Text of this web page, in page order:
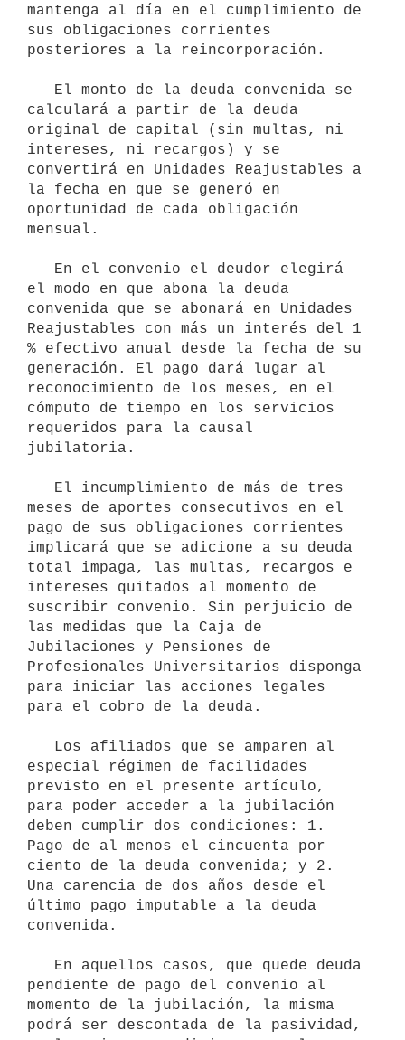
mantenga al día en el cumplimiento de
sus obligaciones corrientes
posteriores a la reincorporación.
calculará a partir de la deuda
original de capital (sin multas, ni
intereses, ni recargos) y se
convertirá en Unidades Reajustables a
la fecha en que se generó en
oportunidad de cada obligación
mensual.
el modo en que abona la deuda
convenida que se abonará en Unidades
Reajustables con más un interés del 1
% efectivo anual desde la fecha de su
generación. El pago dará lugar al
reconocimiento de los meses, en el
cómputo de tiempo en los servicios
requeridos para la causal
jubilatoria.
meses de aportes consecutivos en el
pago de sus obligaciones corrientes
implicará que se adicione a su deuda
total impaga, las multas, recargos e
intereses quitados al momento de
suscribir convenio. Sin perjuicio de
las medidas que la Caja de
Jubilaciones y Pensiones de
Profesionales Universitarios disponga
para iniciar las acciones legales
para el cobro de la deuda.
especial régimen de facilidades
previsto en el presente artículo,
para poder acceder a la jubilación
deben cumplir dos condiciones: 1.
Pago de al menos el cincuenta por
ciento de la deuda convenida; y 2.
Una carencia de dos años desde el
último pago imputable a la deuda
convenida.
pendiente de pago del convenio al
momento de la jubilación, la misma
podrá ser descontada de la pasividad,